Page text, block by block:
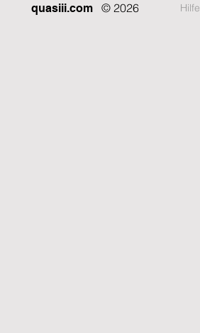
quasiii.com © 2026 Hilfe